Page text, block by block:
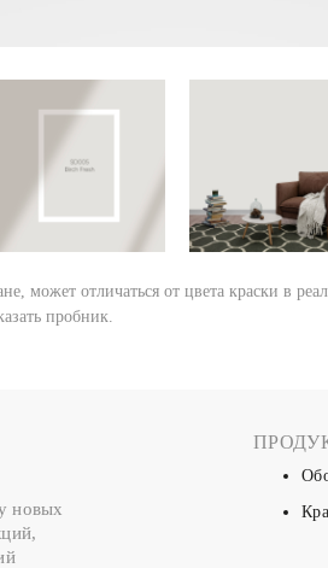
может отличаться от цвета краски в
пробник.
новых